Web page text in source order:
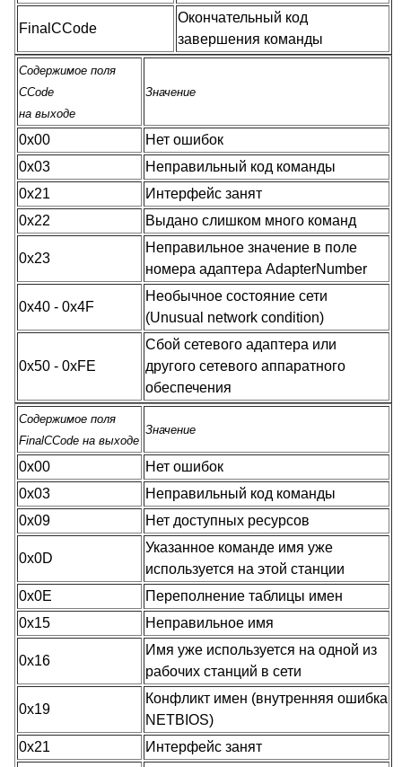
FinalCCode
Окончательный код
завершения команды
Содержимое поля
CCode
на выходе
Значение
0x00
Нет ошибок
0x03
Неправильный код команды
0x21
Интерфейс занят
0x22
Выдано слишком много команд
0x23
Неправильное значение в поле
номера адаптера AdapterNumber
0x40 - 0x4F
Необычное состояние сети
(Unusual network condition)
0x50 - 0xFE
Сбой сетевого адаптера или
другого сетевого аппаратного
обеспечения
Содержимое поля
FinalCCode на выходе
Значение
0x00
Нет ошибок
0x03
Неправильный код команды
0x09
Нет доступных ресурсов
0x0D
Указанное команде имя уже
используется на этой станции
0x0E
Переполнение таблицы имен
0x15
Неправильное имя
0x16
Имя уже используется на одной из
рабочих станций в сети
0x19
Конфликт имен (внутренняя ошибка
NETBIOS)
0x21
Интерфейс занят